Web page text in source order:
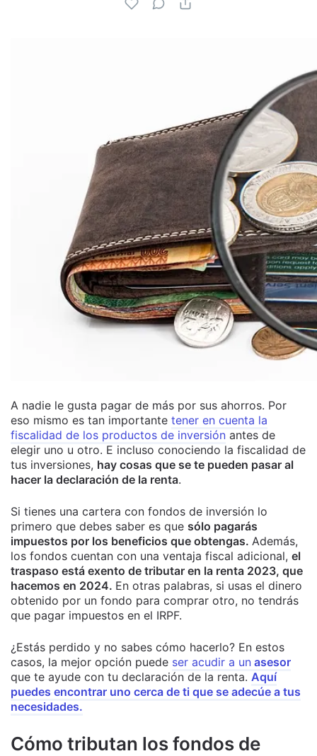
A nadie le gusta pagar de más por sus ahorros. Por
eso mismo es tan importante tener en cuenta la
fiscalidad de los productos de inversión antes de
elegir uno u otro. E incluso conociendo la fiscalidad de
tus inversiones, hay cosas que se te pueden pasar al
hacer la declaración de la renta.
Si tienes una cartera con fondos de inversión lo
primero que debes saber es que sólo pagarás
impuestos por los beneficios que obtengas. Además,
los fondos cuentan con una ventaja fiscal adicional, el
traspaso está exento de tributar en la renta 2023, que
hacemos en 2024. En otras palabras, si usas el dinero
obtenido por un fondo para comprar otro, no tendrás
que pagar impuestos en el IRPF.
¿Estás perdido y no sabes cómo hacerlo? En estos
casos, la mejor opción puede ser acudir a un asesor
que te ayude con tu declaración de la renta. Aquí
puedes encontrar uno cerca de ti que se adecúe a tus
necesidades.
Cómo tributan los fondos de